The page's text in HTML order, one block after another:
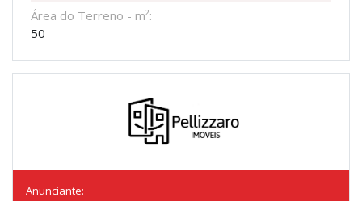
Área do Terreno - m²:
50
Anunciante: